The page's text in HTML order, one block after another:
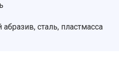
сталь, пластмасса